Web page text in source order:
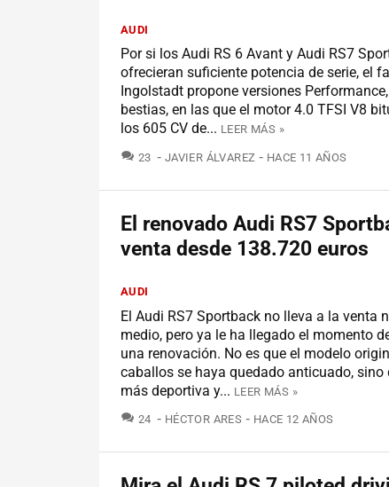
AUDI
Por si los Audi RS 6 Avant y Audi RS7
ofrecieran suficiente potencia de serie, el
Ingolstadt propone versiones
bestias, en las que el motor 4.0 TFSI V8
los 605 CV de... LEER MÁS »
23 COMENTARIOS
JAVIER ÁLVAREZ HACE 11 AÑOS
El renovado Audi RS7
venta desde 138.720 euros
AUDI
El Audi RS7 Sportback no lleva a la venta
medio, pero ya le ha llegado el momento
una renovación. No es que el modelo
caballos se haya quedado anticuado, sino
más deportiva y... LEER MÁS »
24 COMENTARIOS
HÉCTOR ARES HACE 12 AÑOS